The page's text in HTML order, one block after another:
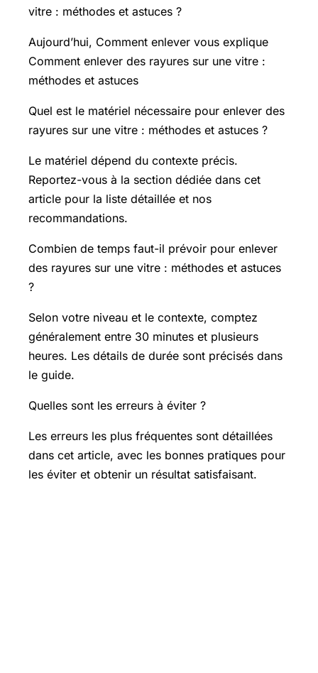
vitre : méthodes et astuces ?
Aujourd’hui, Comment enlever vous explique
Comment enlever des rayures sur une vitre :
méthodes et astuces
Quel est le matériel nécessaire pour enlever des
rayures sur une vitre : méthodes et astuces ?
Le matériel dépend du contexte précis.
Reportez-vous à la section dédiée dans cet
article pour la liste détaillée et nos
recommandations.
Combien de temps faut-il prévoir pour enlever
des rayures sur une vitre : méthodes et astuces
?
Selon votre niveau et le contexte, comptez
généralement entre 30 minutes et plusieurs
heures. Les détails de durée sont précisés dans
le guide.
Quelles sont les erreurs à éviter ?
Les erreurs les plus fréquentes sont détaillées
dans cet article, avec les bonnes pratiques pour
les éviter et obtenir un résultat satisfaisant.